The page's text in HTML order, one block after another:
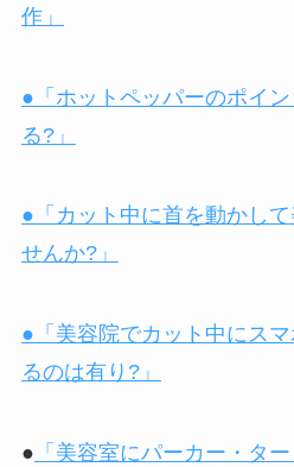
作」
●「ホットペッパーのポイ
る?」
●「カット中に首を動かし
せんか?」
●「美容院でカット中にス
るのは有り?」
● 「美容室にパーカー・タ